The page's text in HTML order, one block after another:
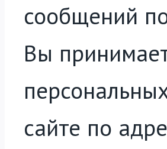
сообщений
Вы
сайте по